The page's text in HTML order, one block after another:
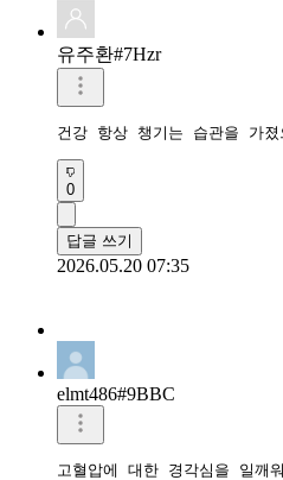
유주환#7Hzr
건강 항상 챙기는 습관을 가
0
답글 쓰기
2026.05.20 07:35
elmt486#9BBC
고혈압에 대한 경각심을 일깨